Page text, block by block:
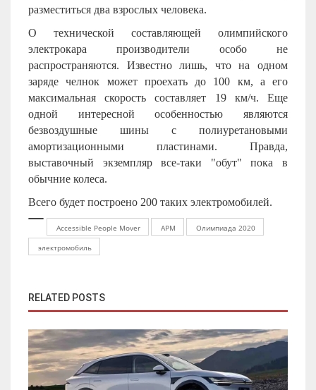
разместиться два взрослых человека.
О технической составляющей олимпийского
электрокара производители особо не
распространяются. Известно лишь, что на одном
заряде челнок может проехать до 100 км, а его
максимальная скорость составляет 19 км/ч. Еще
одной интересной особенностью являются
безвоздушные шины с полиуретановыми
амортизационными пластинами. Правда,
выставочный экземпляр все-таки "обут" пока в
обычние колеса.
Всего будет построено 200 таких электромобилей.
Accessible People Mover APM
Олимпиада 2020
электромобиль
RELATED POSTS